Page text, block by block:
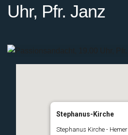
Uhr, Pfr. Janz
Stephanus-Kirche
Stephanus Kirche - Hemer